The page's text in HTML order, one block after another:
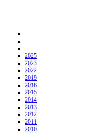
2025
2023
2022
2019
2016
2015
2014
2013
2012
2011
2010